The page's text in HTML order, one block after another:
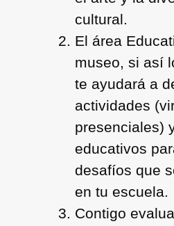
cultural.
El área
museo, si así
te ayudará a
actividades
presenciales)
educativos
desafíos que
en tu escuela.
Contigo